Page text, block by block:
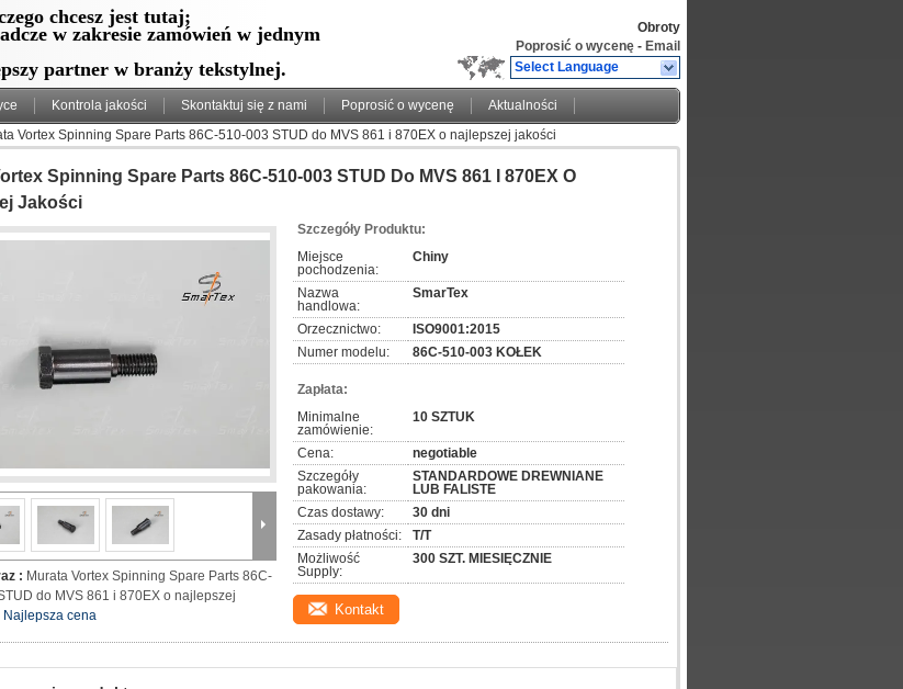
chcesz jest tutaj;
w zakresie zamówień w jednym
partner w branży tekstylnej.
Obroty
Poprosić o wycenę - Email
Select Language
Kontrola jakości Skontaktuj się z nami Poprosić o wycenę
Aktualności
Vortex Spinning Spare Parts 86C-510-003 STUD do MVS 861 i 870EX o najlepszej jakości
Spinning Spare Parts 86C-510-003 STUD Do MVS 861 I 870EX O
Jakości
: Murata Vortex Spinning Spare Parts 86C-
do MVS 861 i 870EX o najlepszej
Najlepsza cena
Szczegóły Produktu:
Miejsce
pochodzenia:
Chiny
Nazwa
handlowa:
SmarTex
Orzecznictwo:
ISO9001:2015
Numer modelu:
86C-510-003 KOŁEK
Zapłata:
Minimalne
zamówienie:
10 SZTUK
Cena:
negotiable
Szczegóły
pakowania:
STANDARDOWE DREWNIANE
LUB FALISTE
Czas dostawy:
30 dni
Zasady płatności:
T/T
Możliwość
Supply:
300 SZT. MIESIĘCZNIE
Kontakt